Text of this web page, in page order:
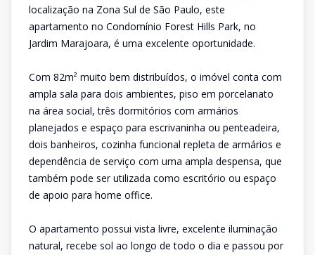
localização na Zona Sul de São Paulo, este
apartamento no Condomínio Forest Hills Park, no
Jardim Marajoara, é uma excelente oportunidade.
Com 82m² muito bem distribuídos, o imóvel conta com
ampla sala para dois ambientes, piso em porcelanato
na área social, três dormitórios com armários
planejados e espaço para escrivaninha ou penteadeira,
dois banheiros, cozinha funcional repleta de armários e
dependência de serviço com uma ampla despensa, que
também pode ser utilizada como escritório ou espaço
de apoio para home office.
O apartamento possui vista livre, excelente iluminação
natural, recebe sol ao longo de todo o dia e passou por